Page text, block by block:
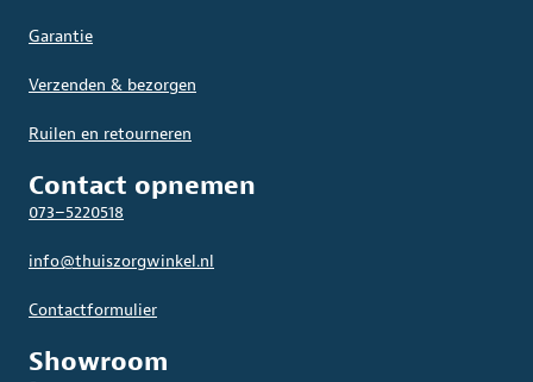
Garantie
Verzenden & bezorgen
Ruilen en retourneren
Contact opnemen
073–5220518
info@thuiszorgwinkel.nl
Contactformulier
Showroom